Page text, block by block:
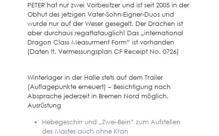
PETER hat nur zwei Vorbesitzer und ist seit 2005 in der
Obhut des jetzigen Vater-Sohn-Eigner-Duos und
wurde nur auf der Weser gesegelt. Der Drachen ist
aber durchaus regattatauglich! Das „international
Dragon Class Measurment Form“ ist vorhanden
(Daten lt. Vermessungsplan CF Receipt No. 0726)
Winterlager in der Halle stets auf dem Trailer
(Auflagepunkte erneuert) – Besichtigung nach
Absprache jederzeit in Bremen Nord möglich.
Ausrüstung
Hebegeschirr und „Zwei-Bein“ zum Aufstellen
des Mastes auch ohne Kran